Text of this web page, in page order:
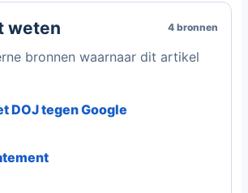
weten 4 bronnen
bronnen waarnaar dit artikel
DOJ tegen Google